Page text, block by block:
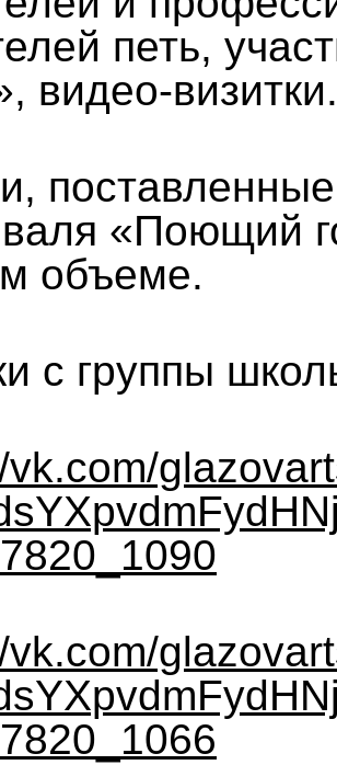
петь,
видео-визитки.
«Поющий
объеме.
с группы
vk.com/
vk.com/